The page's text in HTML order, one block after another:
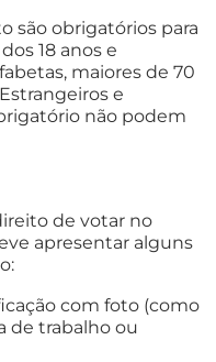
são obrigatórios para
18 anos e
maiores de 70
e
não podem
de votar no
apresentar alguns
com foto (como
de trabalho ou